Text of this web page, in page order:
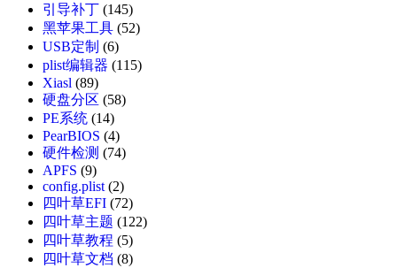
引导补丁 (145)
黑苹果工具 (52)
USB定制 (6)
plist编辑器 (115)
Xiasl (89)
硬盘分区 (58)
PE系统 (14)
PearBIOS (4)
硬件检测 (74)
APFS (9)
config.plist(2)
四叶草EFI (72)
四叶草主题 (122)
四叶草教程 (5)
四叶草文档 (8)